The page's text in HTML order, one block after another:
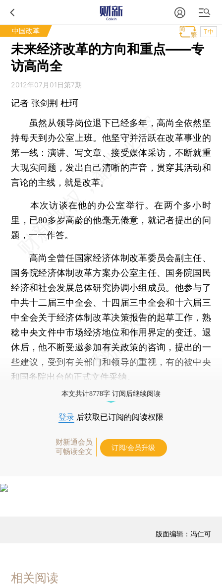
中国改革 T中
未来经济改革的方向和重点——专
访高尚全
2012年07月01日第7期
记者 张剑荆杜珂
虽然从领导岗位退下已经多年，高尚全依然坚
持每天到办公室上班。他坚守并活跃在改革事业的
第一线：演讲、写文章、接受媒体采访，不断就重
大现实问题，发出自己清晰的声音，贯穿其活动和
言论的主线，就是改革。
本次访谈在他的办公室举行。在两个多小时
里，已80多岁高龄的他毫无倦意，就记者提出的问
题，一一作答。
高尚全曾任国家经济体制改革委员会副主任、
国务院经济体制改革方案办公室主任、国务院国民
经济和社会发展总体研究协调小组成员。他参与了
中共十二届三中全会、十四届三中全会和十六届三
中全会关于经济体制改革决策报告的起草工作，熟
稔中央文件中市场经济地位和作用界定的变迁。退
休后，他不断受邀参加有关政策的咨询，提出的一
些建议，受到有关部门和领导的重视，有的被中央
和国务院出台的正式文件采纳。
本文共计8778字 订阅后继续阅读
登录 后获取已订阅的阅读权限
财新通会员
可畅读全文
订阅/会员升级
版面编辑：冯仁可
相关阅读